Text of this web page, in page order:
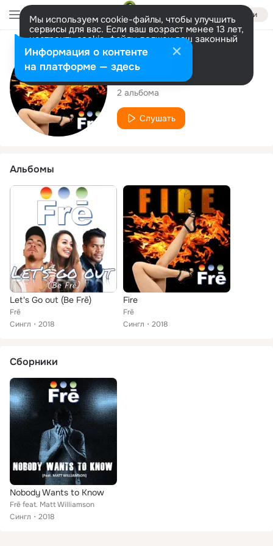
Войти
Мы используем cookie-файлы, чтобы улучшить
сервисы для вас. Если ваш возраст менее 13 лет,
настроить cookie-файлы должен ваш законный
представитель. Больше информации
Разрешить все Настроить
Исполнитель
Frē
2 альбома
Слушать
Альбомы
Let's Go out (Be Frē)
Frē
Сингл
2018
Fire
Frē
Сингл
2018
Сборники
Nobody Wants to Know
Frē feat. Matt Williamson
Сингл
2018
Информация о контенте
на платформе — здесь